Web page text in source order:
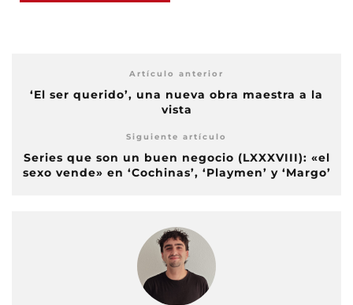
Artículo anterior
‘El ser querido’, una nueva obra maestra a la
vista
Siguiente artículo
Series que son un buen negocio (LXXXVIII): «el
sexo vende» en ‘Cochinas’, ‘Playmen’ y ‘Margo’